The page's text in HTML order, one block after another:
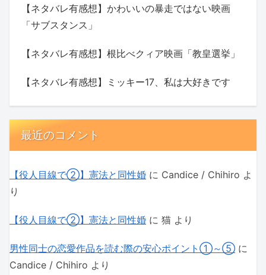
【ネタバレ有感想】かわいいの暴走ではない映画
「サブスタンス」
【ネタバレ有感想】根比べクィア映画「教皇選挙」
【ネタバレ有感想】ミッキー17、私は大好きです
最近のコメント
【役人目線で②】憲法と同性婚 に Candice / Chihiro よ
り
【役人目線で②】憲法と同性婚 に 猫 より
男性同士の恋愛作品を読む際の安心ポイント①～⑤ に
Candice / Chihiro より